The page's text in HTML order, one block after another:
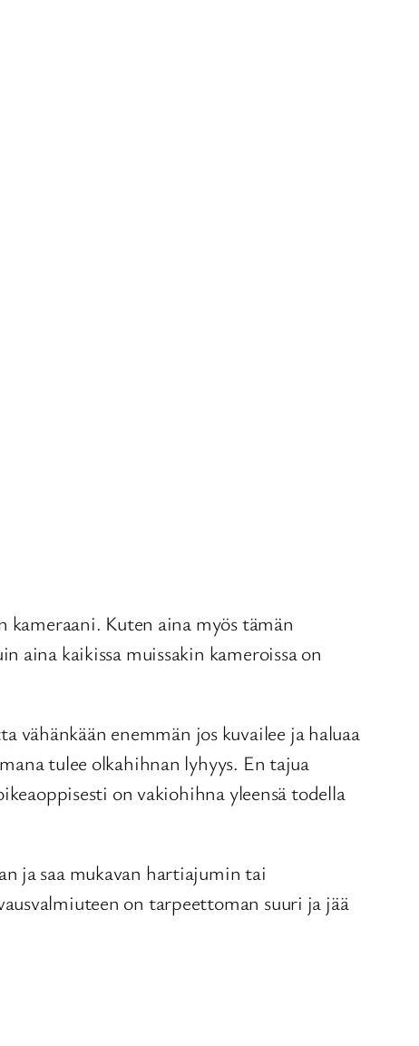
kameraani. Kuten aina myös tämän
aina kaikissa muissakin kameroissa on
vähänkään enemmän jos kuvailee ja haluaa
tulee olkahihnan lyhyys. En tajua
on vakiohihna yleensä todella
ja saa mukavan hartiajumin tai
on tarpeettoman suuri ja jää